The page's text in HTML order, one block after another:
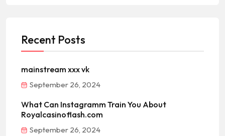
Recent Posts
mainstream xxx vk
September 26, 2024
What Can Instagramm Train You About
Royalcasinoflash.com
September 26, 2024